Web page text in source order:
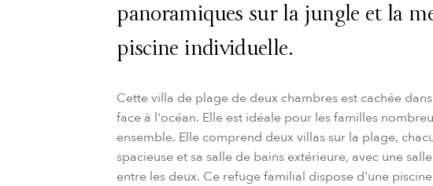
panoramiques sur la jungle et la
piscine individuelle.
Cette villa de plage de deux chambres est cachée
face à l'océan. Elle est idéale pour les familles
ensemble. Elle comprend deux villas sur la plage,
spacieuse et sa salle de bains extérieure, avec une
entre les deux. Ce refuge familial dispose d'une